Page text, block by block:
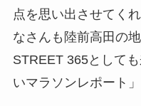
点を思い出させてく
なさんも陸前高田の
STREET 365として
いマラソンレポート